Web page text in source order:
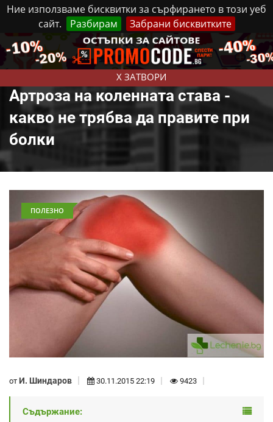
Ние използваме бисквитки за сърфирането в този уеб
сайт.
Разбирам Забрани бисквитките
X ЗАТВОРИ
Събота, 8 Август, 2026 Реклама Контакти
Артроза на коленната става -
какво не трябва да правите при
болки
ПОЛЕЗНО
от И. Шиндаров 30.11.2015 22:19 9423
Съдържание: